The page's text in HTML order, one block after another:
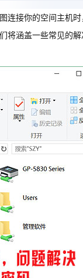
连接你的空间主机
涵盖一些常见的